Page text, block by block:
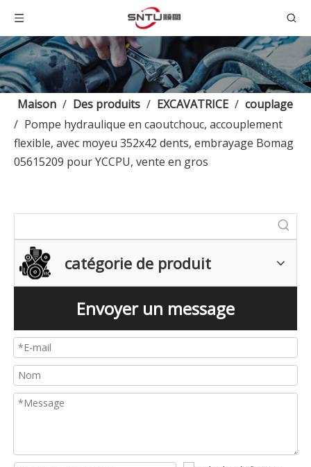
Maison / Des produits / EXCAVATRICE / couplage
/ Pompe hydraulique en caoutchouc, accouplement
flexible, avec moyeu 352x42 dents, embrayage Bomag
05615209 pour YCCPU, vente en gros
catégorie de produit
Envoyer un message